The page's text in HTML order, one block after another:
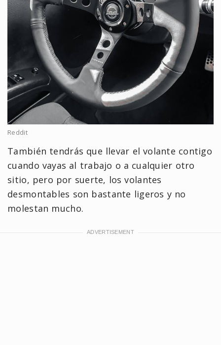
Reddit
También tendrás que llevar el volante contigo
cuando vayas al trabajo o a cualquier otro
sitio, pero por suerte, los volantes
desmontables son bastante ligeros y no
molestan mucho.